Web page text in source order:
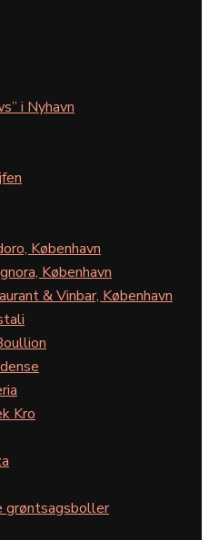
i Nyhavn
København
København
& Vinbar, København
Kro
grøntsagsboller